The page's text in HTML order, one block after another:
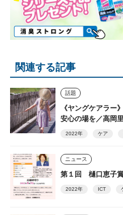
関連する記事
話題
《ヤングケアラー
安心の場を／高岡
ふうせんの会）
2022年 ケア
ニュース
第１回 樋口恵子
2022年 ICT